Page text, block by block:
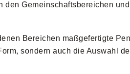
den Gemeinschaftsbereichen und
Bereichen maßgefertigte
sondern auch die Auswahl